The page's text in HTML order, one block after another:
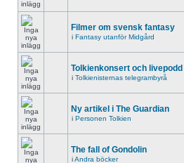
Filmer om svensk fantasy
i Fantasy utanför Midgård
Tolkienkonsert och
i Tolkienisternas telegrambyrå
Ny artikel i The Guardian
i Personen Tolkien
The fall of Gondolin
iAndra böcker